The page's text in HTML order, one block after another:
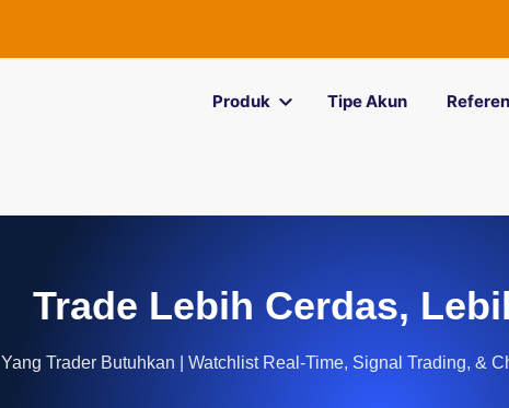
Produk Tipe Akun
Trade Lebih Cerdas,
Yang Trader Butuhkan | Watchlist Real-Time, Signal Trading, &